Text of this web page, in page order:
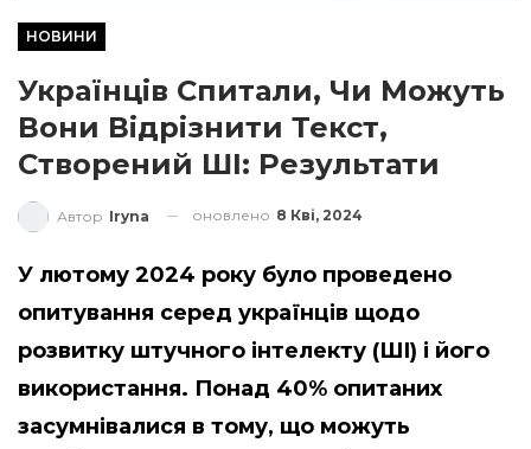
НОВИНИ
Українців Спитали, Чи Можуть
Вони Відрізнити Текст,
Створений ШІ: Результати
Автор Iryna оновлено 8 Кві, 2024
У лютому 2024 року було проведено
опитування серед українців щодо
розвитку штучного інтелекту (ШІ) і його
використання. Понад 40% опитаних
засумнівалися в тому, що можуть